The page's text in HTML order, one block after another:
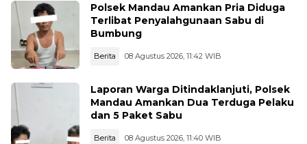
Polsek Mandau Amankan Pria Diduga
Terlibat Penyalahgunaan Sabu di
Bumbung
Berita 08 Agustus 2026, 11:42 WIB
Laporan Warga Ditindaklanjuti, Polsek
Mandau Amankan Dua Terduga Pelaku
dan 5 Paket Sabu
Berita 08 Agustus 2026, 11:40 WIB